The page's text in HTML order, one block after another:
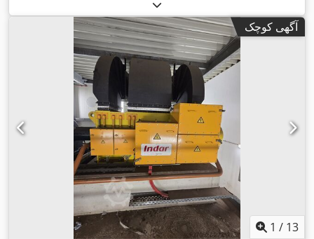
آگهی کوچک
1 / 13